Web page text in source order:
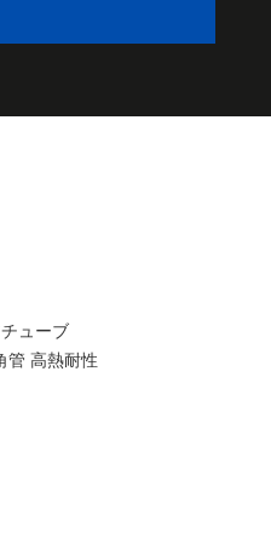
ューブ
管 高熱耐性